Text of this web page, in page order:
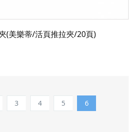
(美樂蒂/活頁推拉夾/20頁)
3 4 5
6